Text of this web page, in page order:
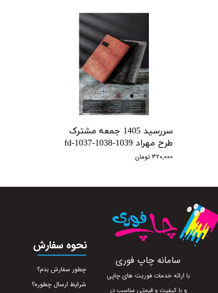
سررسید 1405 جمعه مشترک
طرح مهراد fd-1037-1038-1039
۳۲۰,۰۰۰ تومان
سامانه چاپ فوری
با ارائه خدمات فوریت های چاپی
و با کیفیت و قیمتی مناسب در
نحوه سفارش
چطور سفارش بدم؟
شرایط ارسال چطوره؟